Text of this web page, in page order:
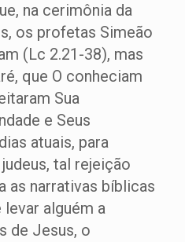
na cerimônia da
os profetas Simeão
(Lc 2.21-38), mas
que O conheciam
Sua
e Seus
atuais, para
tal rejeição
as narrativas bíblicas
alguém a
de Jesus, o